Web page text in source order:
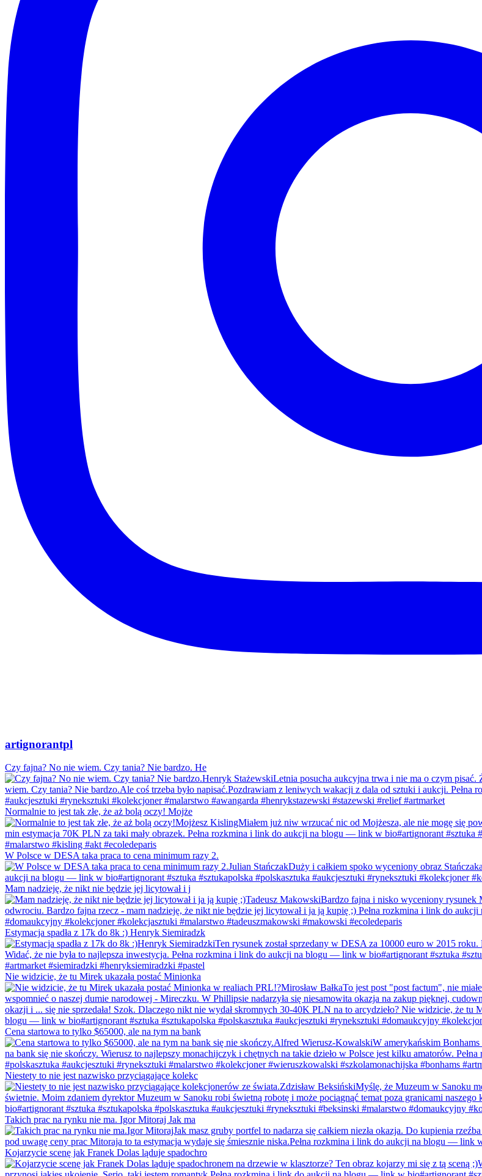
artignorantpl
Czy fajna? No nie wiem. Czy tania? Nie bardzo. He
Normalnie to jest tak złe, że aż bolą oczy! Mojże
W Polsce w DESA taka praca to cena minimum razy 2.
Mam nadzieję, że nikt nie będzie jej licytował i j
Estymacja spadła z 17k do 8k :) Henryk Siemiradzk
Nie widzicie, że tu Mirek ukazała postać Minionka
Cena startowa to tylko $65000, ale na tym na bank
Niestety to nie jest nazwisko przyciągające kolekc
Takich prac na rynku nie ma. Igor Mitoraj Jak ma
Kojarzycie scenę jak Franek Dolas ląduje spadochro